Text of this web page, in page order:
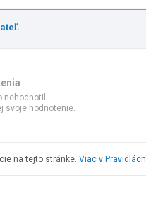
.
nehodnotil.
svoje hodnotenie.
na tejto stránke. Viac v Pravidlách